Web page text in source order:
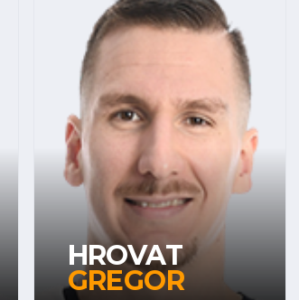
HROVAT
GREGOR